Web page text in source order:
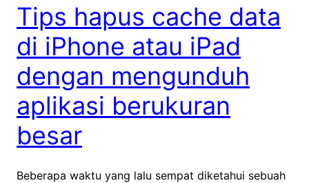
Tips hapus cache data
di iPhone atau iPad
dengan mengunduh
aplikasi berukuran
besar
Beberapa waktu yang lalu sempat diketahui sebuah